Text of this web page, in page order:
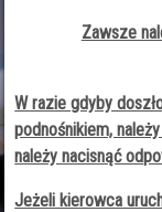
Zawsze
W razie gdyby
podnośnikiem,
należy nacisnąć
Jeżeli kierowca